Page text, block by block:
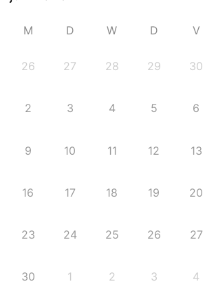
M D W D V
26 27 28 29 30
2 3 4 5 6
9 10 11 12 13
16 17 18 19 20
23 24 25 26 27
30 1 2 3 4